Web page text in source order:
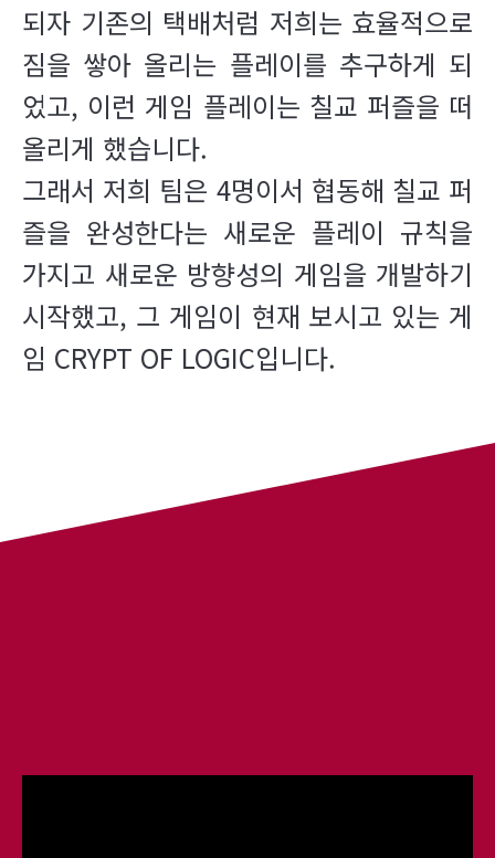
되자 기존의 택배처럼 저희는 효율적으로
짐을 쌓아 올리는 플레이를 추구하게 되
었고, 이런 게임 플레이는 칠교 퍼즐을 떠
올리게 했습니다.
그래서 저희 팀은 4명이서 협동해 칠교 퍼
즐을 완성한다는 새로운 플레이 규칙을
가지고 새로운 방향성의 게임을 개발하기
시작했고, 그 게임이 현재 보시고 있는 게
임 CRYPT OF LOGIC입니다.